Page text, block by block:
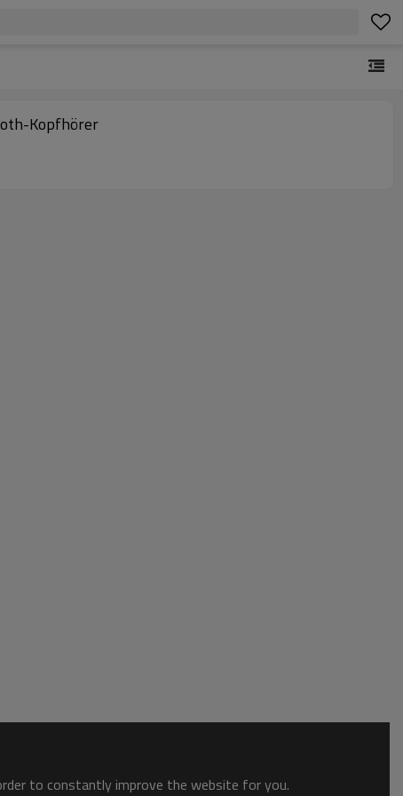
Kopfhörer
to constantly improve the website for you.